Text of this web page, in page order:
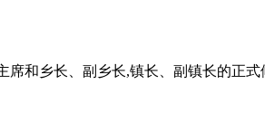
席和乡长、副乡长,镇长、副镇长的正式